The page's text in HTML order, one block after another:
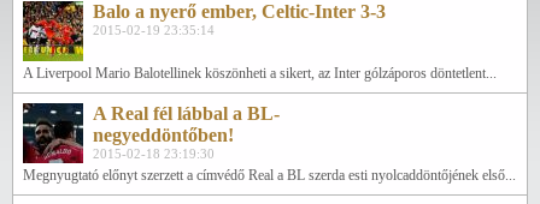
Balo a nyerő ember, Celtic-Inter 3-3
2015-02-19 23:35:14
A Liverpool Mario Balotellinek köszönheti a sikert, az Inter gólzáporos döntetlent...
A Real fél lábbal a BL-
negyeddöntőben!
2015-02-18 23:19:30
Megnyugtató előnyt szerzett a címvédő Real a BL szerda esti nyolcaddöntőjének első...